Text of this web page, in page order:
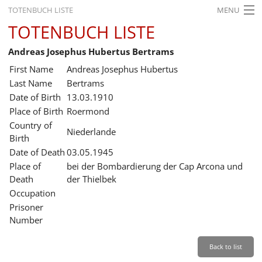
TOTENBUCH LISTE MENU
STARTSEITE
AUSSTELLUNGEN
GESCHICHTE
BILDUNG
FORSCHUNG
SERVICE
Leichte Sprache BackGebärdensprache
TOTENBUCH LISTE
Andreas Josephus Hubertus Bertrams
First Name
Andreas Josephus Hubertus
Last Name
Bertrams
Date of Birth 13.03.1910
Place of Birth Roermond
Country of
Birth
Niederlande
Date of Death 03.05.1945
Place of
Death
bei der Bombardierung der Cap Arcona und
der Thielbek
Occupation
Prisoner
Number
Back to list